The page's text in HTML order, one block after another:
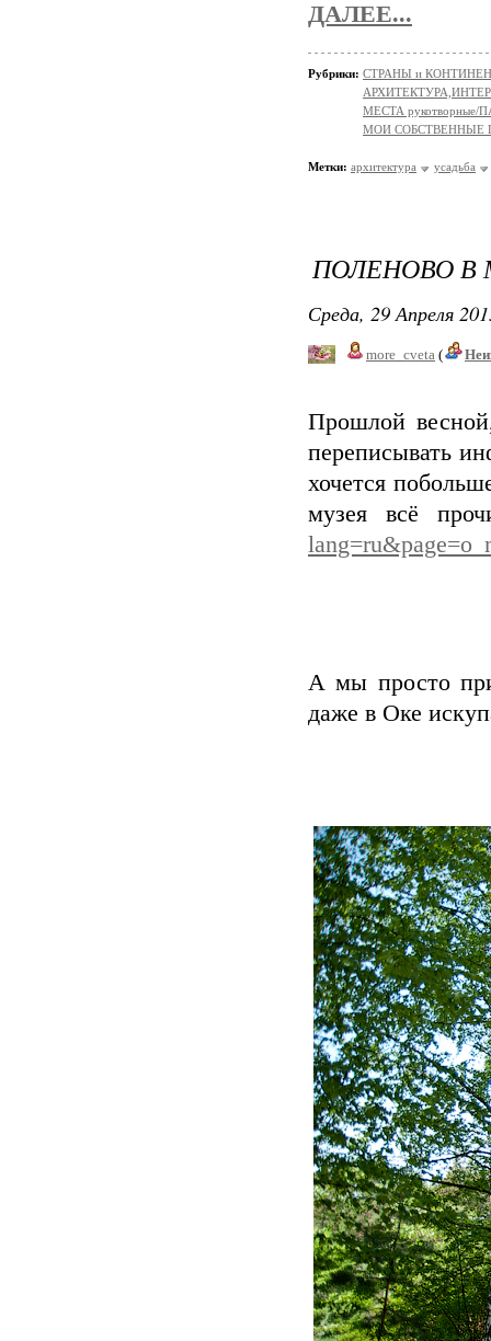
ДАЛЕЕ...
Рубрики: СТРАНЫ и
МЕСТА рукотворные/
МОИ СОБСТВЕННЫЕ
Метки: архитектура усадьба
ПОЛЕНОВО В
Среда, 29 Апреля
more_cveta (
Прошлой
переписывать
хочется
музея всё
А мы просто
даже в Оке